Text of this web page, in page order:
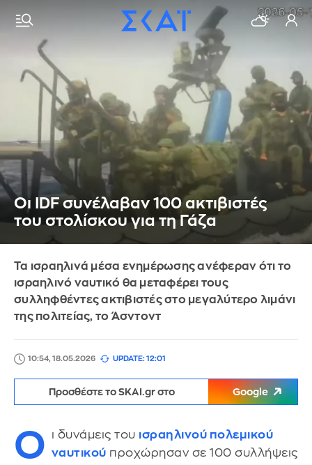
Οι IDF συνέλαβαν 100 ακτιβιστές
του στολίσκου για τη Γάζα
Τα ισραηλινά μέσα ενημέρωσης ανέφεραν ότι το
ισραηλινό ναυτικό θα μεταφέρει τους
συλληφθέντες ακτιβιστές στο μεγαλύτερο λιμάνι
της πολιτείας, το Άσντοντ
10:54, 18.05.2026 UPDATE: 12:01
Προσθέστε το SKAI.gr στο Google
Ο ι δυνάμεις του ισραηλινού πολεμικού
ναυτικού προχώρησαν σε 100 συλλήψεις